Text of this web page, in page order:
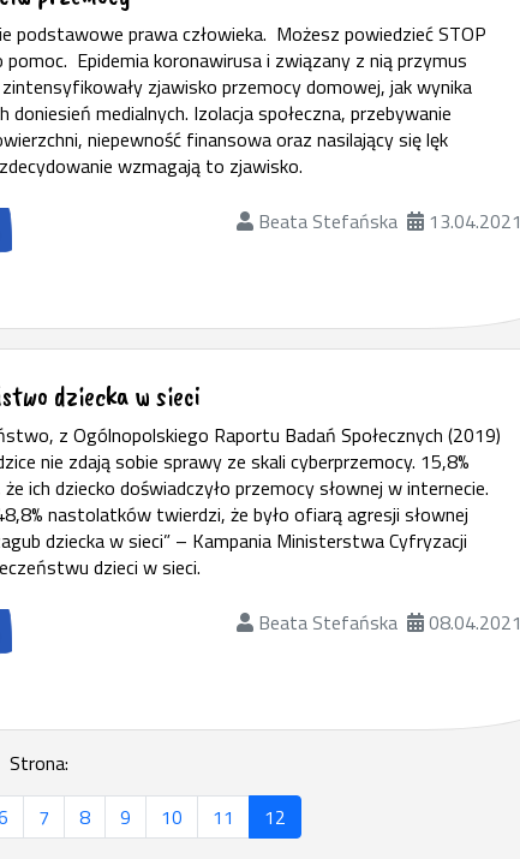
podstawowe prawa człowieka. Możesz powiedzieć STOP
pomoc. Epidemia koronawirusa i związany z nią przymus
zjawisko przemocy domowej, jak wynika
doniesień medialnych. Izolacja społeczna, przebywanie
niepewność finansowa oraz nasilający się lęk
wzmagają to zjawisko.
Beata Stefańska 13.04.2021
dziecka w sieci
z Ogólnopolskiego Raportu Badań Społecznych (2019)
nie zdają sobie sprawy ze skali cyberprzemocy. 15,8%
ich dziecko doświadczyło przemocy słownej w internecie.
nastolatków twierdzi, że było ofiarą agresji słownej
dziecka w sieci” – Kampania Ministerstwa Cyfryzacji
dzieci w sieci.
Beata Stefańska 08.04.2021
Strona:
7 8 9 10 11 12